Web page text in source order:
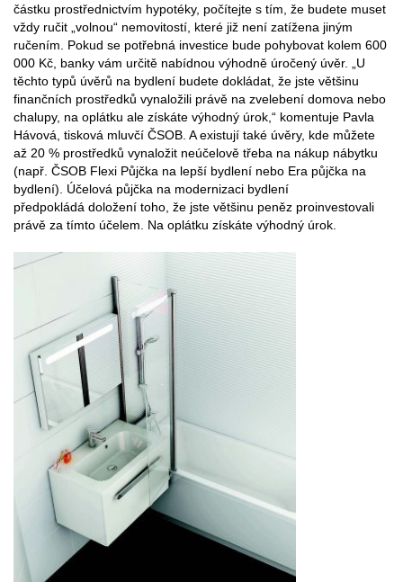
částku prostřednictvím hypotéky, počítejte s tím, že budete muset
vždy ručit „volnou“ nemovitostí, které již není zatížena jiným
ručením. Pokud se potřebná investice bude pohybovat kolem 600
000 Kč, banky vám určitě nabídnou výhodně úročený úvěr. „U
těchto typů úvěrů na bydlení budete dokládat, že jste většinu
finančních prostředků vynaložili právě na zvelebení domova nebo
chalupy, na oplátku ale získáte výhodný úrok,“ komentuje Pavla
Hávová, tisková mluvčí ČSOB. A existují také úvěry, kde můžete
až 20 % prostředků vynaložit neúčelově třeba na nákup nábytku
(např. ČSOB Flexi Půjčka na lepší bydlení nebo Era půjčka na
bydlení). Účelová půjčka na modernizaci bydlení
předpokládá doložení toho, že jste většinu peněz proinvestovali
právě za tímto účelem. Na oplátku získáte výhodný úrok.